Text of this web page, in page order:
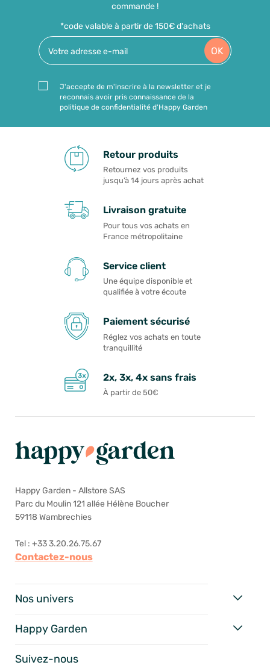
commande !
*code valable à partir de 150€ d'achats
OK
J'accepte de m'inscrire à la newsletter et je
reconnais avoir pris connaissance de la
politique de confidentialité d'Happy Garden
Retour produits
Retournez vos produits
jusqu’à 14 jours après achat
Livraison gratuite
Pour tous vos achats en
France métropolitaine
Service client
Une équipe disponible et
qualifiée à votre écoute
Paiement sécurisé
Réglez vos achats en toute
tranquillité
2x, 3x, 4x sans frais
À partir de 50€
Happy Garden - Allstore SAS
Parc du Moulin 121 allée Hélène Boucher
59118 Wambrechies
Tel : +33 3.20.26.75.67
Contactez-nous
Nos univers
Happy Garden
Suivez-nous